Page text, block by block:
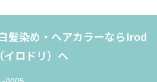
髪染め・ヘアカラーならIrod
イロドリ）へ